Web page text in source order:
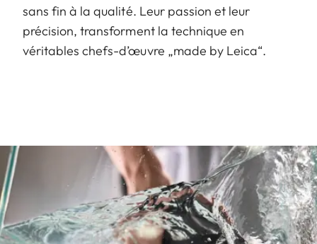
sans fin à la qualité. Leur passion et leur
précision, transforment la technique en
véritables chefs-d’œuvre „made by Leica“.